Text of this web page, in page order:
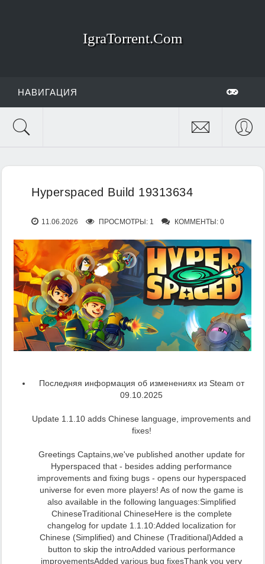
IgraTorrent.Com
НАВИГАЦИЯ
Hyperspaced Build 19313634
11.06.2026 ПРОСМОТРЫ: 1 КОММЕНТЫ: 0
Последняя информация об изменениях из Steam от
09.10.2025
Update 1.1.10 adds Chinese language, improvements and
fixes!
Greetings Captains,we've published another update for
Hyperspaced that - besides adding performance
improvements and fixing bugs - opens our hyperspaced
universe for even more players! As of now the game is
also available in the following languages:Simplified
ChineseTraditional ChineseHere is the complete
changelog for update 1.1.10:Added localization for
Chinese (Simplified) and Chinese (Traditional)Added a
button to skip the introAdded various performance
improvementsAdded various bug fixesThank you very